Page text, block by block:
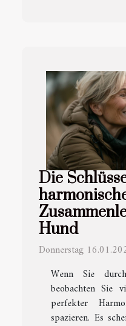
Die
Hund
Donnerstag
Wenn Sie
beobachten Sie
perfekter
spazieren. Es